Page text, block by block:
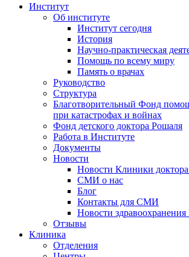
Институт
Об институте
Институт сегодня
История
Научно-практическая
Помощь по всему миру
Память о врачах
Руководство
Структура
Благотворительный Фонд
при катастрофах и войнах
Фонд детского доктора Рошаля
Работа в Институте
Документы
Новости
Новости Клиники
СМИ о нас
Блог
Контакты для СМИ
Новости
Отзывы
Клиника
Отделения